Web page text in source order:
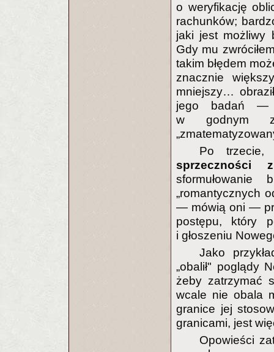
o weryfikację
rachunków;
jaki jest możliwy
Gdy mu
takim błędem
znacznie
mniejszy…
jego badań —
w godnym
Po
„romantycznych
— mówią oni —
postępu, który
i głoszeniu
Jako
„obalił" poglądy
żeby zatrzymać
wcale nie obala
granice jej
granicami, jest
Opowieści